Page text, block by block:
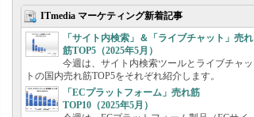
ITmedia マーケティング新着記事
「サイト内検索」＆「ライブチャット」売れ
筋TOP5（2025年5月）
今週は、サイト内検索ツールとライブチャッ
トの国内売れ筋TOP5をそれぞれ紹介します。
「ECプラットフォーム」売れ筋
TOP10（2025年5月）